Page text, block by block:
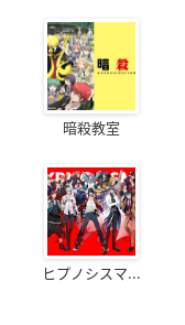
暗殺教室
ヒプノシスマ...